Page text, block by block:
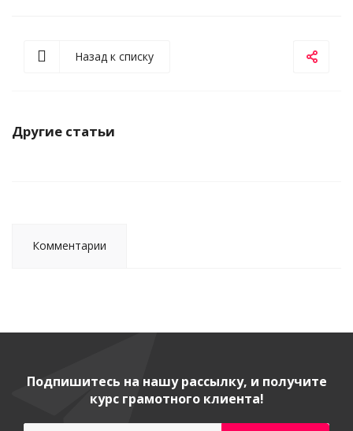
Назад к списку
Другие статьи
Комментарии
Подпишитесь на нашу рассылку, и получите
курс грамотного клиента!